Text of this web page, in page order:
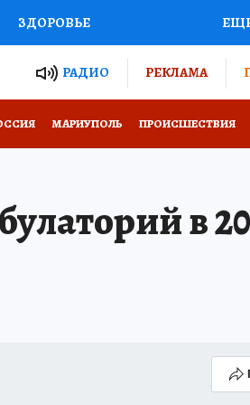
ЗДОРОВЬЕ
РОССИИ
КОНКУРСЫ РАБОТА У НАС
РАДИО РЕКЛАМА
МАРИУПОЛЬ ПРОИСШЕСТВИЯ
в